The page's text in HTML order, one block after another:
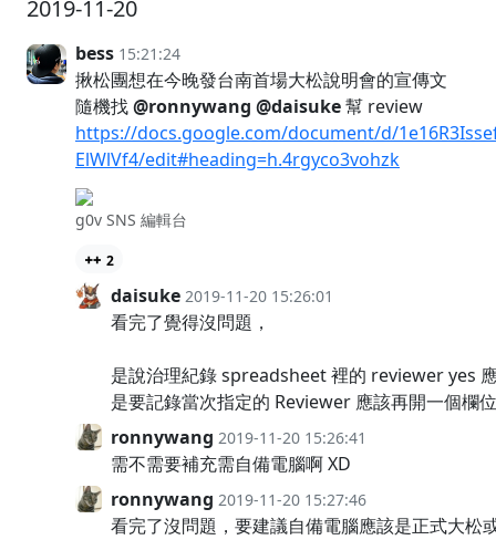
2019-11-20
bess 15:21:24
揪松團想在今晚發台南首場大松說明會的宣傳文
隨機找@ronnywang @daisuke幫 review
https://docs.google.com/document/d/
ElWlVf4/edit#heading=h.4rgyco3vohzk
g0v SNS 編輯台
2
daisuke 2019-11-20 15:26:01
看完了覺得沒問題，
是說治理紀錄 spreadsheet 裡的 reviewer yes
是要記錄當次指定的 Reviewer 應該再開一個欄
ronnywang 2019-11-20 15:26:41
需不需要補充需自備電腦啊 XD
ronnywang 2019-11-20 15:27:46
看完了沒問題，要建議自備電腦應該是正式大松